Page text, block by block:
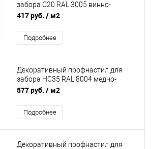
забора С20 RAL 3005 винно-
красный 0,5 мм Satin Grand Line
417 руб. / м2
Подробнее
Декоративный профнастил для
забора НС35 RAL 8004 медно-
коричневый 0,5 мм Atlas Grand Line
577 руб. / м2
Подробнее
Декоративный профнастил для